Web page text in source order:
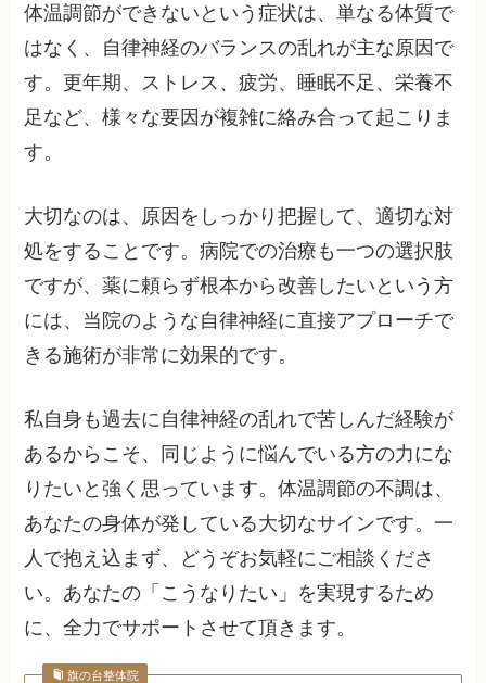
体温調節ができないという症状は、単なる体質で
はなく、自律神経のバランスの乱れが主な原因で
す。更年期、ストレス、疲労、睡眠不足、栄養不
足など、様々な要因が複雑に絡み合って起こりま
す。
大切なのは、原因をしっかり把握して、適切な対
処をすることです。病院での治療も一つの選択肢
ですが、薬に頼らず根本から改善したいという方
には、当院のような自律神経に直接アプローチで
きる施術が非常に効果的です。
私自身も過去に自律神経の乱れで苦しんだ経験が
あるからこそ、同じように悩んでいる方の力にな
りたいと強く思っています。体温調節の不調は、
あなたの身体が発している大切なサインです。一
人で抱え込まず、どうぞお気軽にご相談くださ
い。あなたの「こうなりたい」を実現するため
に、全力でサポートさせて頂きます。
旗の台整体院